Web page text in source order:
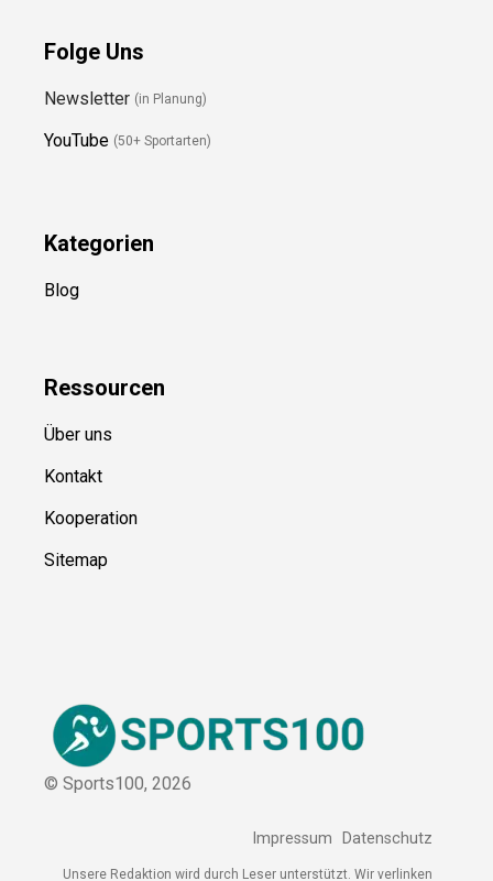
Folge Uns
Newsletter (in Planung)
YouTube (50+ Sportarten)
Kategorien
Blog
Ressourcen
Über uns
Kontakt
Kooperation
Sitemap
© Sports100, 2026
Impressum Datenschutz
Unsere Redaktion wird durch Leser unterstützt. Wir verlinken